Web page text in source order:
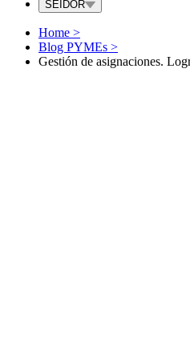
SEIDOR
Home >
Blog PYMEs >
Gestión de asignaciones.